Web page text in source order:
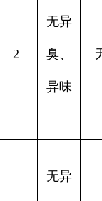
2
无异
臭、
异味
无异